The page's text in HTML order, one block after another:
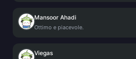
Mansoor Ahadi
Ottimo e piacevole.
Viegas